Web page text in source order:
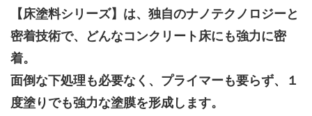
【床塗料シリーズ】は、独自のナノテクノロジーと
密着技術で、どんなコンクリート床にも強力に密
着。
面倒な下処理も必要なく、プライマーも要らず、１
度塗りでも強力な塗膜を形成します。